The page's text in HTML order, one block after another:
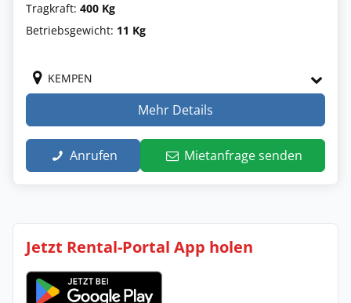
Tragkraft: 400 Kg
Betriebsgewicht: 11 Kg
KEMPEN
Mehr Details
Anrufen Mietanfrage senden
Jetzt Rental-Portal App holen